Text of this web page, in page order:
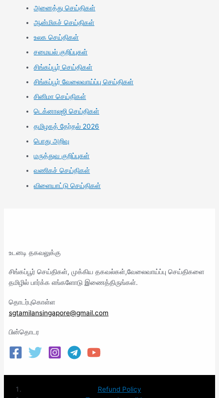
அனைத்து செய்திகள்
ஆன்மிகச் செய்திகள்
உலக செய்திகள்
சமையல் குறிப்புகள்
சிங்கப்பூர் செய்திகள்
சிங்கப்பூர் வேலைவாய்ப்பு செய்திகள்
சினிமா செய்திகள்
டெக்னாலஜி செய்திகள்
தமிழகத் தேர்தல் 2026
பொது அறிவு
மருத்துவ குறிப்புகள்
வணிகச் செய்திகள்
விளையாட்டு செய்திகள்
உடனடி தகவலுக்கு
சிங்கப்பூர் செய்திகள், முக்கிய தகவல்கள்,வேலைவாய்ப்பு செய்திகளை
தமிழில் பார்க்க எங்களோடு இணைத்திருங்கள்.
தொடர்புகொள்ள
sgtamilansingapore@gmail.com
பின்தொடர
Refund Policy